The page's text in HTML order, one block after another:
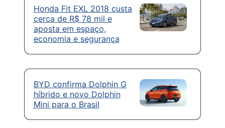
Honda Fit EXL 2018 custa
cerca de R$ 78 mil e
aposta em espaço,
economia e segurança
BYD confirma Dolphin G
híbrido e novo Dolphin
Mini para o Brasil